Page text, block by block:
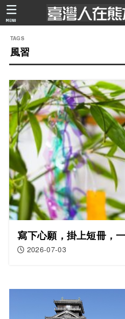
MENU
風習
寫下心願，掛上短冊，
2026-07-03